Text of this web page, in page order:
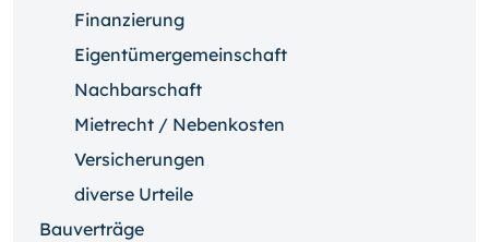
Finanzierung
Eigentümergemeinschaft
Nachbarschaft
Mietrecht / Nebenkosten
Versicherungen
diverse Urteile
Bauverträge